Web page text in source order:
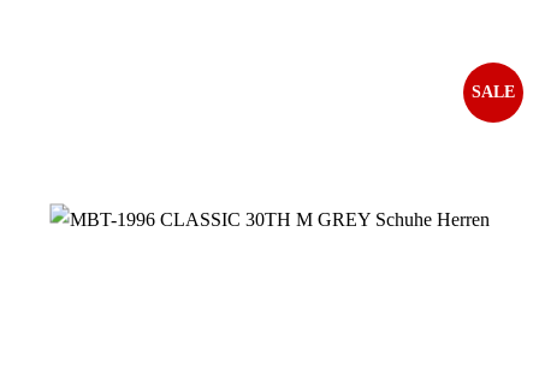
SALE